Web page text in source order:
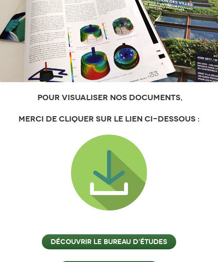
Pour visualiser nos documents,
merci de cliquer sur le lien ci-dessous :
Découvrir le bureau d’études